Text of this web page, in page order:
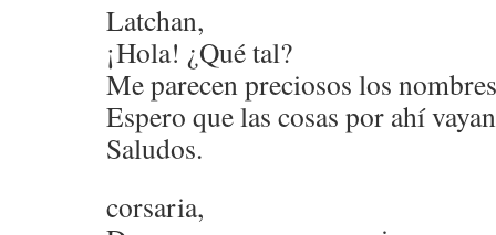
Latchan,
¡Hola! ¿Qué tal?
Me parecen preciosos los
Espero que las cosas por ahí
Saludos.
corsaria,